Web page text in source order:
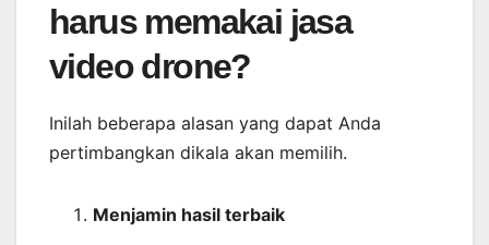
harus memakai jasa
video drone?
Inilah beberapa alasan yang dapat Anda
pertimbangkan dikala akan memilih.
Menjamin hasil terbaik